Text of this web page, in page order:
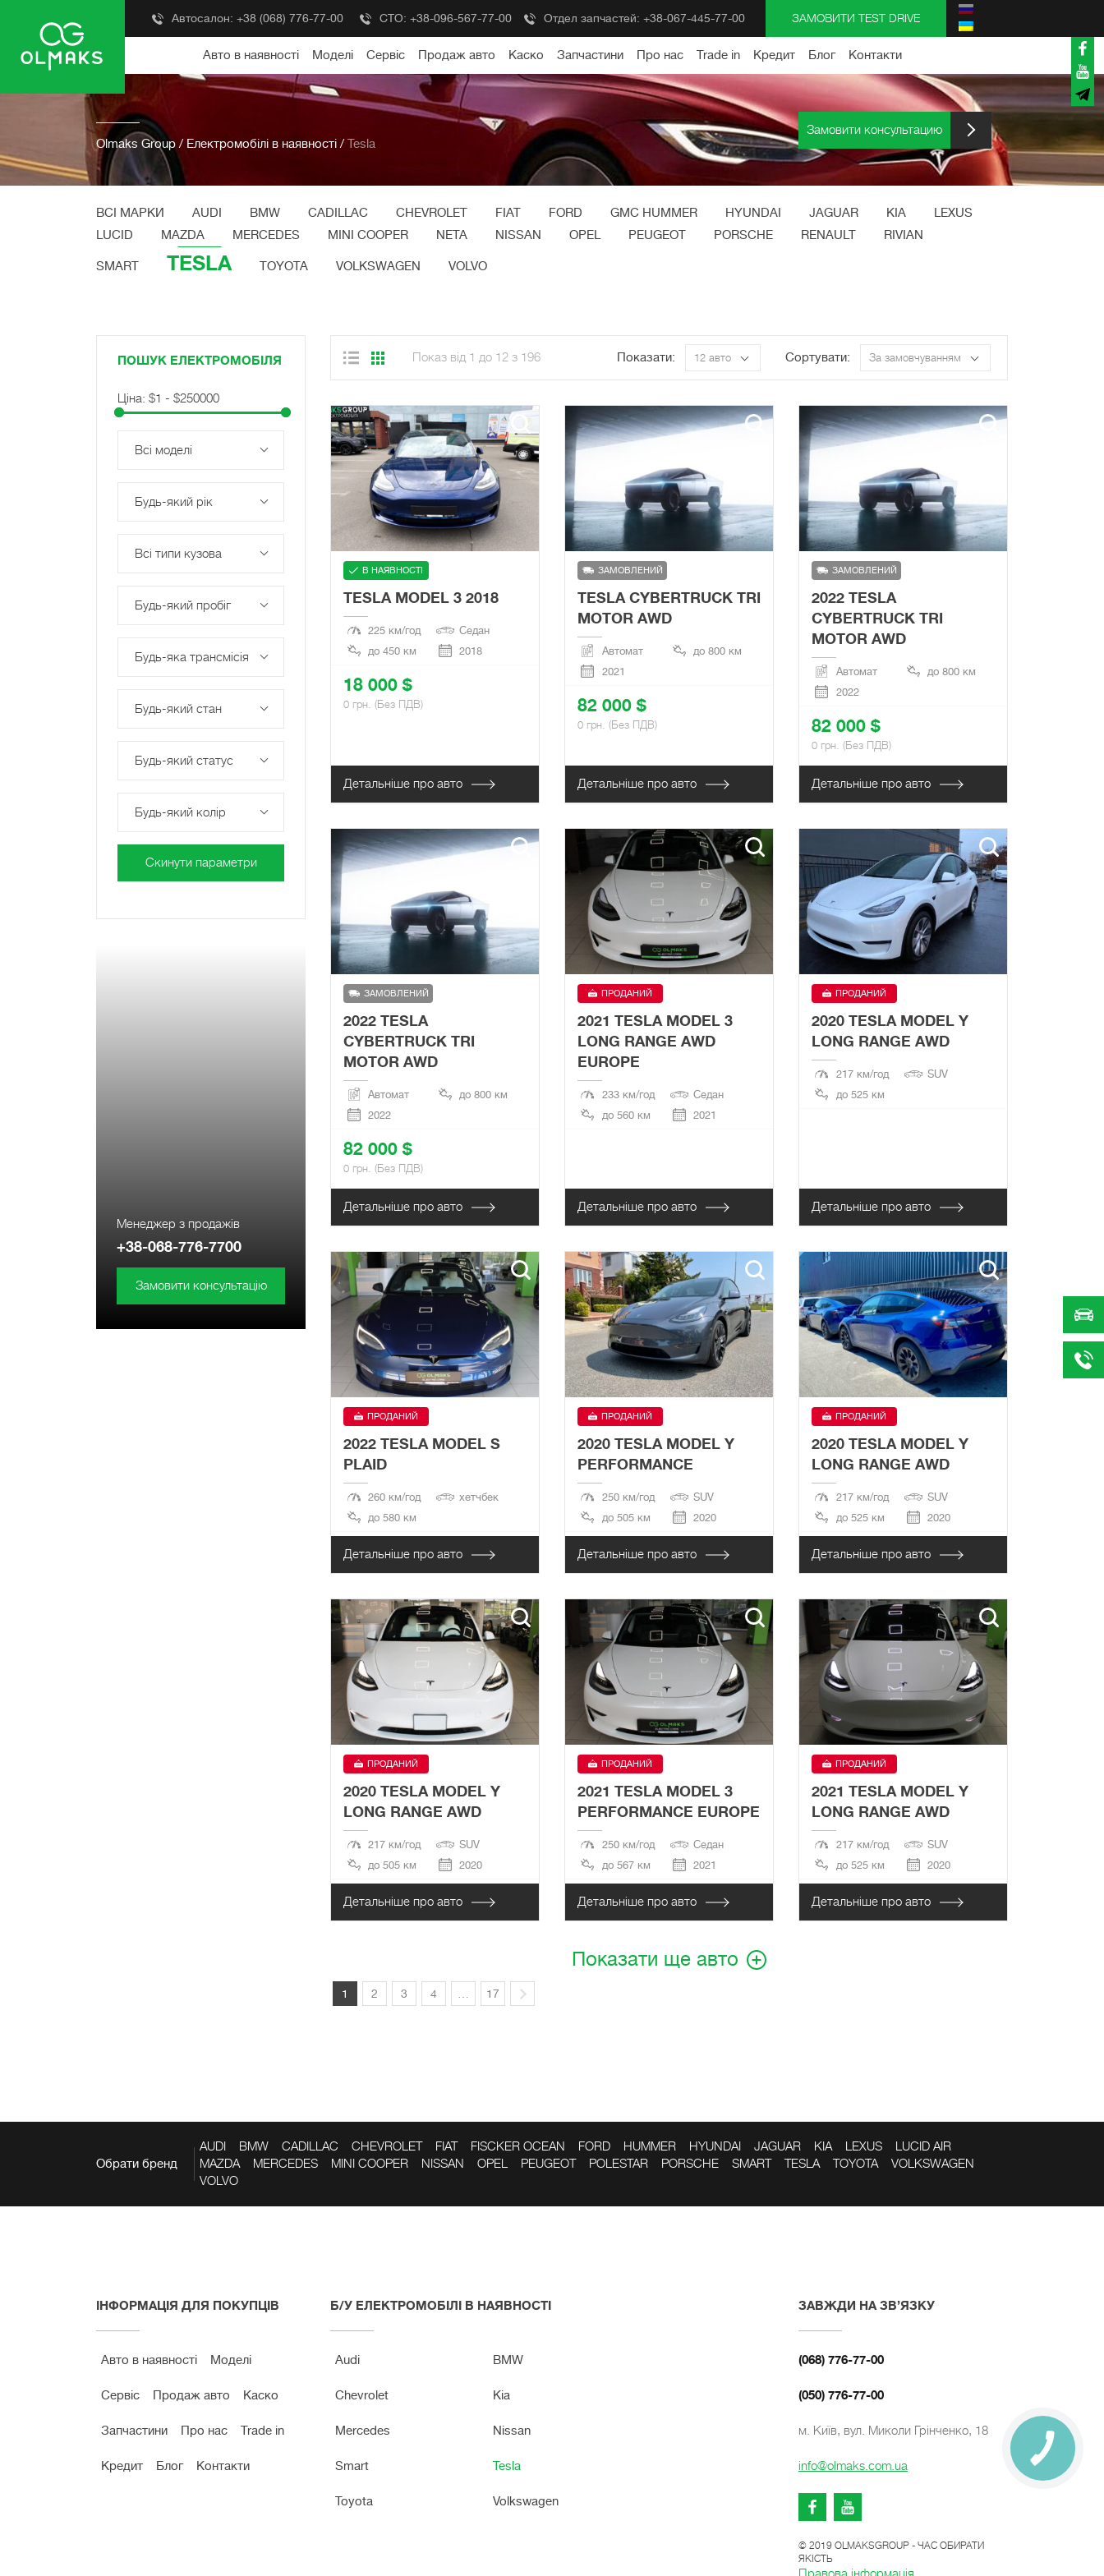
Автосалон: +38 (068) 776-77-00 СТО: +38-096-567-77-00 Отдел запчастей: +38-067-445-77-00 ЗАМОВИТИ TEST DRIVE
Авто в наявності Моделі Сервіс Продаж авто Каско Запчастини Про нас Trade in Кредит Блог Контакти
Olmaks Group / Електромобілі в наявності / Tesla
Замовити консультацию
ВСІ МАРКИ AUDI BMW CADILLAC CHEVROLET FIAT FORD GMC HUMMER HYUNDAI JAGUAR KIA
LEXUS
LUCID
MAZDA MERCEDES MINI COOPER NETA NISSAN OPEL PEUGEOT PORSCHE RENAULT RIVIAN
SMART TESLA TOYOTA VOLKSWAGEN VOLVO
ПОШУК ЕЛЕКТРОМОБІЛЯ
Ціна: $1 - $250000
Всі моделі
Будь-який рік
Всі типи кузова
Будь-який пробіг
Будь-яка трансмісія
Будь-який стан
Будь-який статус
Будь-який колір
Скинути параметри
Менеджер з продажів
+38-068-776-7700
Замовити консультацію
Показ від 1 до 12 з 196 Показати: 12 авто Сортувати: За замовчуванням
Детальніше про авто
В НАЯВНОСТІ
TESLA MODEL 3 2018
225 км/год
Седан
до 450 км
2018
18 000 $
0 грн. (Без ПДВ)
Детальніше про авто
ЗАМОВЛЕНИЙ
TESLA CYBERTRUCK TRI
MOTOR AWD
Автомат
до 800 км
2021
82 000 $
0 грн. (Без ПДВ)
Детальніше про авто
ЗАМОВЛЕНИЙ
2022 TESLA
CYBERTRUCK TRI
MOTOR AWD
Автомат
до 800 км
2022
82 000 $
0 грн. (Без ПДВ)
Детальніше про авто
ЗАМОВЛЕНИЙ
2022 TESLA
CYBERTRUCK TRI
MOTOR AWD
Автомат
до 800 км
2022
82 000 $
0 грн. (Без ПДВ)
Детальніше про авто
ПРОДАНИЙ
2021 TESLA MODEL 3
LONG RANGE AWD
EUROPE
233 км/год
Седан
до 560 км
2021
Детальніше про авто
ПРОДАНИЙ
2020 TESLA MODEL Y
LONG RANGE AWD
217 км/год
SUV
до 525 км
Детальніше про авто
ПРОДАНИЙ
2022 TESLA MODEL S
PLAID
260 км/год
хетчбек
до 580 км
Детальніше про авто
ПРОДАНИЙ
2020 TESLA MODEL Y
PERFORMANCE
250 км/год
SUV
до 505 км
2020
Детальніше про авто
ПРОДАНИЙ
2020 TESLA MODEL Y
LONG RANGE AWD
217 км/год
SUV
до 525 км
2020
Детальніше про авто
ПРОДАНИЙ
2020 TESLA MODEL Y
LONG RANGE AWD
217 км/год
SUV
до 505 км
2020
Детальніше про авто
ПРОДАНИЙ
2021 TESLA MODEL 3
PERFORMANCE EUROPE
250 км/год
Седан
до 567 км
2021
Детальніше про авто
ПРОДАНИЙ
2021 TESLA MODEL Y
LONG RANGE AWD
217 км/год
SUV
до 525 км
2020
Показати ще авто
1 2 3 4 … 17
Обрати бренд
AUDI BMW CADILLAC CHEVROLET FIAT FISCKER OCEAN FORD HUMMER HYUNDAI JAGUAR KIA LEXUS
LUCID AIR
MAZDA
MERCEDES MINI COOPER NISSAN OPEL PEUGEOT POLESTAR PORSCHE SMART TESLA TOYOTA
VOLKSWAGEN
VOLVO
ІНФОРМАЦІЯ ДЛЯ ПОКУПЦІВ
Авто в наявності Моделі
Сервіс Продаж авто Каско
Запчастини Про нас Trade in
Кредит Блог Контакти
Б/У ЕЛЕКТРОМОБІЛІ В НАЯВНОСТІ
Audi BMW
Chevrolet Kia
Mercedes Nissan
Smart Tesla
Toyota Volkswagen
ЗАВЖДИ НА ЗВ’ЯЗКУ
(068) 776-77-00
(050) 776-77-00
м. Київ, вул. Миколи Грінченко, 18
info@olmaks.com.ua
© 2019 OLMAKSGROUP - ЧАС ОБИРАТИ
ЯКІСТЬ